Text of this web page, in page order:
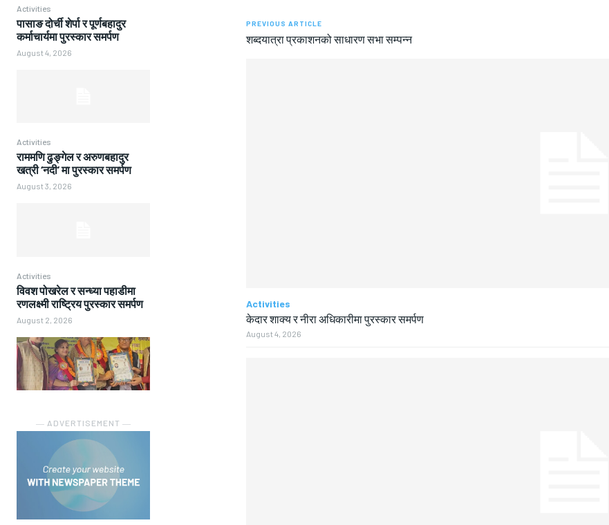
Activities
पासाङ दोर्ची शेर्पा र पूर्णबहादुर
कर्माचार्यमा पुरस्कार समर्पण
August 4, 2026
Activities
राममणि ढुङ्गेल र अरुणबहादुर
खत्री ‘नदी’ मा पुरस्कार समर्पण
August 3, 2026
Activities
विवश पोखरेल र सन्ध्या पहाडीमा
रणलक्ष्मी राष्ट्रिय पुरस्कार समर्पण
August 2, 2026
― ADVERTISEMENT ―
PREVIOUS ARTICLE
शब्दयात्रा प्रकाशनको साधारण सभा सम्पन्न
Activities
केदार शाक्य र नीरा अधिकारीमा पुरस्कार समर्पण
August 4, 2026